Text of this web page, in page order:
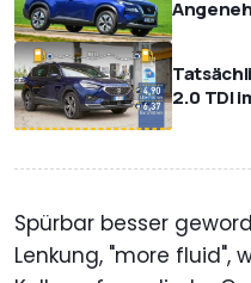
2.0 TDI
Spürbar besser
Lenkung, "more fluid",